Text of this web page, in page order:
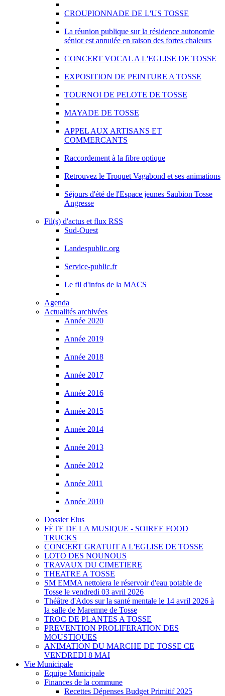
CROUPIONNADE DE L'US TOSSE
La réunion publique sur la résidence autonomie
sénior est annulée en raison des fortes chaleurs
CONCERT VOCAL A L'EGLISE DE TOSSE
EXPOSITION DE PEINTURE A TOSSE
TOURNOI DE PELOTE DE TOSSE
MAYADE DE TOSSE
APPEL AUX ARTISANS ET
COMMERCANTS
Raccordement à la fibre optique
Retrouvez le Troquet Vagabond et ses animations
Séjours d'été de l'Espace jeunes Saubion Tosse
Angresse
Fil(s) d'actus et flux RSS
Sud-Ouest
Landespublic.org
Service-public.fr
Le fil d'infos de la MACS
Agenda
Actualités archivées
Année 2020
Année 2019
Année 2018
Année 2017
Année 2016
Année 2015
Année 2014
Année 2013
Année 2012
Année 2011
Année 2010
Dossier Elus
FËTE DE LA MUSIQUE - SOIREE FOOD
TRUCKS
CONCERT GRATUIT A L'EGLISE DE TOSSE
LOTO DES NOUNOUS
TRAVAUX DU CIMETIERE
THEATRE A TOSSE
SM EMMA nettoiera le réservoir d'eau potable de
Tosse le vendredi 03 avril 2026
Théâtre d'Ados sur la santé mentale le 14 avril 2026 à
la salle de Maremne de Tosse
TROC DE PLANTES A TOSSE
PREVENTION PROLIFERATION DES
MOUSTIQUES
ANIMATION DU MARCHE DE TOSSE CE
VENDREDI 8 MAI
Vie Municipale
Equipe Municipale
Finances de la commune
Recettes Dépenses Budget Primitif 2025